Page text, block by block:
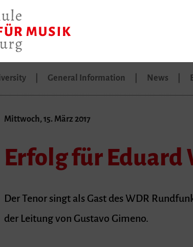
General Information News
Mittwoch, 15. März 2017
Erfolg für Eduard
Der Tenor singt als Gast des WDR
der Leitung von Gustavo Gimeno.